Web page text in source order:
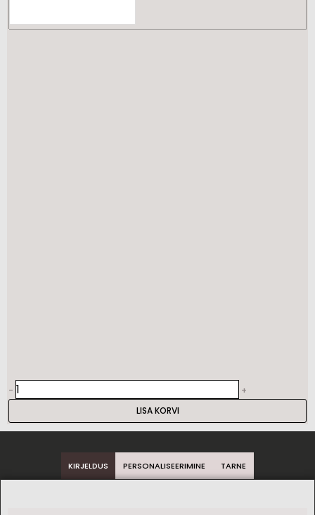
-
+
LISA KORVI
KIRJELDUS PERSONALISEERIMINE TARNE